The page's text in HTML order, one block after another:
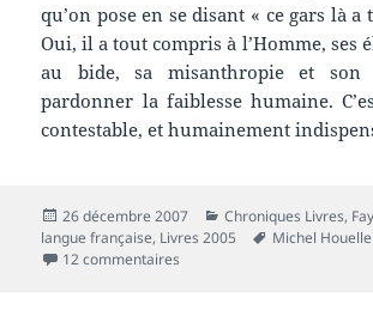
qu’on pose en se disant « ce gars là a
Oui, il a tout compris à l’Homme, ses
au bide, sa misanthropie et son
pardonner la faiblesse humaine.
contestable, et humainement
Publié
le
26 décembre 2007 Catégories
Chroniques Livres,
langue française, Livres 2005
Mots-
Michel
12 commentaires